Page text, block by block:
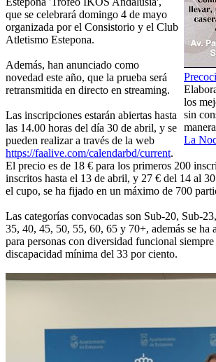
los
sin
La
que se celebrará domingo 4 de mayo
organizada por el Consistorio y el Club
Atletismo Estepona.
Además, han anunciado como
novedad este año, que la prueba será
retransmitida en directo en streaming.
Las inscripciones estarán abiertas hasta
las 14.00 horas del día 30 de abril, y se
pueden realizar a través de la web
https://faalive.com/calendarbd/current.
El precio es de 18 € para los primeros 200
inscritos hasta el 13 de abril, y 27 € del 14 al
el cupo, se ha fijado en un máximo de 700
Las categorías convocadas son Sub-20, Sub-
35, 40, 45, 50, 55, 60, 65 y 70+, además se ha
para personas con diversidad funcional
discapacidad mínima del 33 por ciento.